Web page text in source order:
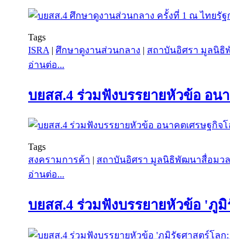
Tags
ISRA | ศึกษาดูงานส่วนกลาง | สถาบันอิศรา มูลนิธิ
อ่านต่อ...
บยสส.4 ร่วมฟังบรรยายหัวข้อ อน
Tags
สงครามการค้า | สถาบันอิศรา มูลนิธิพัฒนาสื่อมว
อ่านต่อ...
บยสส.4 ร่วมฟังบรรยายหัวข้อ 'ภู